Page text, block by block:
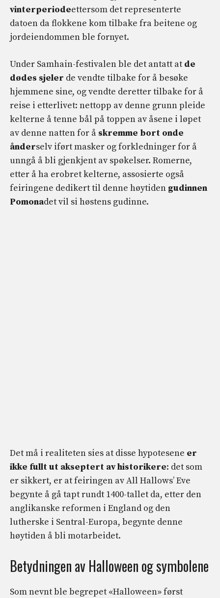
vinterperiodeettersom det representerte
datoen da flokkene kom tilbake fra beitene og
jordeiendommen ble fornyet.
Under Samhain-festivalen ble det antatt at de
dødes sjeler de vendte tilbake for å besøke
hjemmene sine, og vendte deretter tilbake for å
reise i etterlivet: nettopp av denne grunn pleide
kelterne å tenne bål på toppen av åsene i løpet
av denne natten for å skremme bort onde
ånderselv iført masker og forkledninger for å
unngå å bli gjenkjent av spøkelser. Romerne,
etter å ha erobret kelterne, assosierte også
feiringene dedikert til denne høytiden gudinnen
Pomonadet vil si høstens gudinne.
Det må i realiteten sies at disse hypotesene er
ikke fullt ut akseptert av historikere: det som
er sikkert, er at feiringen av All Hallows’ Eve
begynte å gå tapt rundt 1400-tallet da, etter den
anglikanske reformen i England og den
lutherske i Sentral-Europa, begynte denne
høytiden å bli motarbeidet.
Betydningen av Halloween og symbolene
Som nevnt ble begrepet «Halloween» først